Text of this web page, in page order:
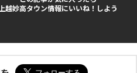
上越妙高タウン情報にいいね！しよう